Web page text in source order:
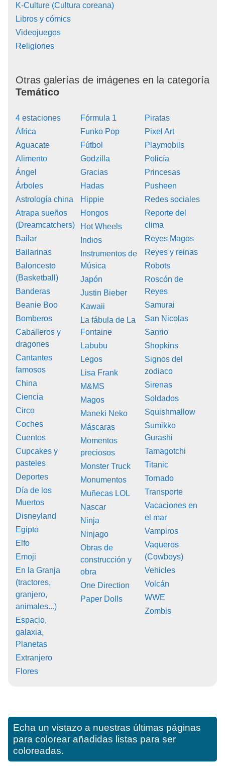
K-Culture (Cultura coreana)
Libros y cómics
Videojuegos
Religiones
Otras galerías de imágenes en la categoría
Temático
4 estaciones
África
Aguacate
Alimento
Ángel
Árboles
Astrología china
Atrapa sueños
(Dreamcatchers)
Bailar
Bailarinas
Baloncesto
(Basketball)
Banderas
Beanie Boo
Bomberos
Caballeros y
dragones
Cantantes
famosos
China
Ciencia
Circo
Coches
Cuentos
Cupcakes y
pasteles
Deportes
Día de los
Muertos
Disneyland
Egipto
Elfo
Emoji
En la Granja
(tractores,
granjero,
animales...)
Espacio,
galaxia,
Planetas
Extranjero
Flores
Fórmula 1
Funko Pop
Fútbol
Godzilla
Gracias
Hadas
Hippie
Hongos
Hot Wheels
Indios
Instrumentos de
Música
Japón
Justin Bieber
Kawaii
La fábula de La
Fontaine
Labubu
Legos
Lisa Frank
M&MS
Magos
Maneki Neko
Máscaras
Momentos
preciosos
Monster Truck
Monumentos
Muñecas LOL
Nascar
Ninja
Ninjago
Obras de
construcción y
obra
One Direction
Paper Dolls
Piratas
Pixel Art
Playmobils
Policía
Princesas
Pusheen
Redes sociales
Reporte del
clima
Reyes Magos
Reyes y reinas
Robots
Roscón de
Reyes
Samurai
San Nicolas
Sanrio
Shopkins
Signos del
zodiaco
Sirenas
Soldados
Squishmallow
Sumikko
Gurashi
Tamagotchi
Titanic
Tornado
Transporte
Vacaciones en
el mar
Vampiros
Vaqueros
(Cowboys)
Vehicles
Volcán
WWE
Zombis
Echa un vistazo a nuestras últimas páginas
para colorear añadidas listas para ser
coloreadas.